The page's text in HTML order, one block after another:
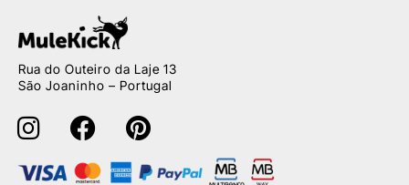
Rua do Outeiro da Laje 13
São Joaninho – Portugal